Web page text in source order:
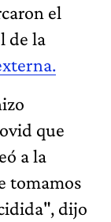
el
de la
que
a la
tomamos
dijo